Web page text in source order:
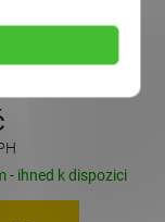
bílá 96x42 mm
- ihned k dispozici